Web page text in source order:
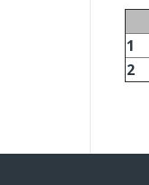
1
2